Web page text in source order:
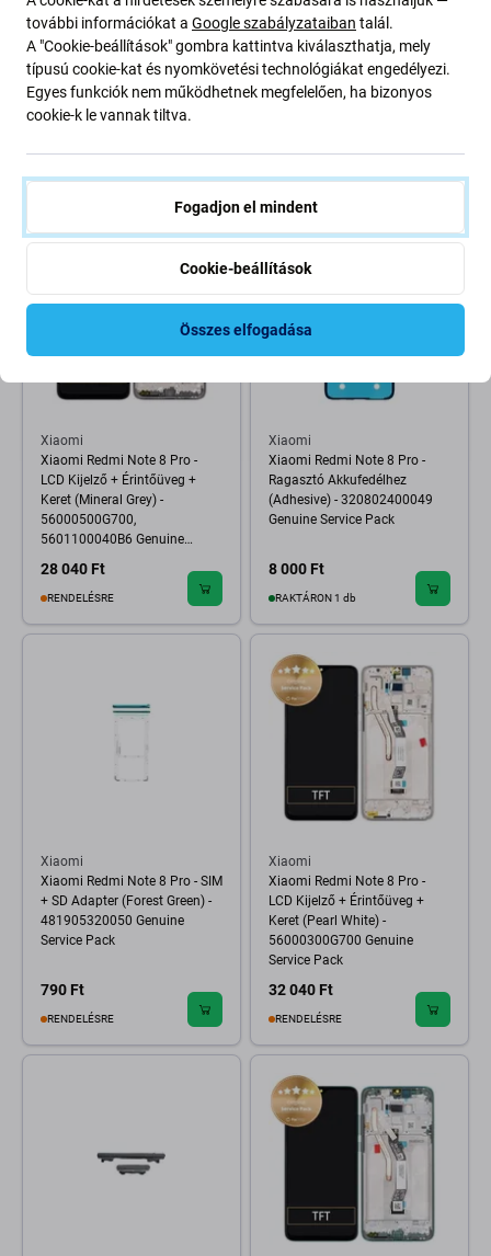
Xiaomi
Xiaomi Redmi Note 8 Pro -
Ragasztó Akkufedélhez
(Adhesive)
RENDELÉSRE
Xiaomi
Xiaomi Redmi Note 8 Pro -
Bekapcsoló + Hangerő Gomb
RAKTÁRON 3 db
Xiaomi
Xiaomi Redmi Note 8 Pro -
LCD Kijelző + Érintőüveg +
Keret (Mineral Grey) -
56000500G700,
5601100040B6 Genuine
28 040 Ft
RENDELÉSRE
Xiaomi
Xiaomi Redmi Note 8 Pro -
Ragasztó Akkufedélhez
(Adhesive) - 320802400049
Genuine Service Pack
8 000 Ft
RAKTÁRON 1 db
Xiaomi
Xiaomi Redmi Note 8 Pro - SIM
+ SD Adapter (Forest Green) -
481905320050 Genuine
Service Pack
790 Ft
RENDELÉSRE
Xiaomi
Xiaomi Redmi Note 8 Pro -
LCD Kijelző + Érintőüveg +
Keret (Pearl White) -
56000300G700 Genuine
Service Pack
32 040 Ft
RENDELÉSRE
további információkat a Google szabályzataiban talál.
A "Cookie-beállítások" gombra kattintva kiválaszthatja, mely
típusú cookie-kat és nyomkövetési technológiákat engedélyezi.
Egyes funkciók nem működhetnek megfelelően, ha bizonyos
cookie-k le vannak tiltva.
Fogadjon el mindent
Cookie-beállítások
Összes elfogadása